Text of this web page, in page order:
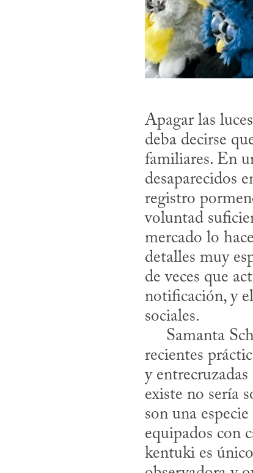
Apagar las
deba decirse
familiares. En
desaparecidos
registro
voluntad
mercado lo
detalles muy
de veces que
notificación, y
sociales.
recientes
y
existe no sería
son una
equipados con
kentuki es